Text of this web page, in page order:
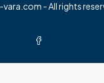
- All rights